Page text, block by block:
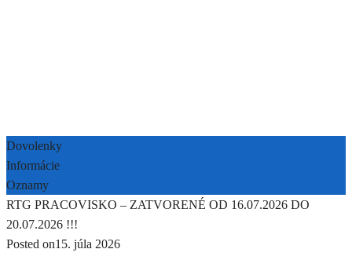
Dovolenky
Informácie
Oznamy
RTG PRACOVISKO – ZATVORENÉ OD 16.07.2026 DO
20.07.2026 !!!
Posted on15. júla 2026